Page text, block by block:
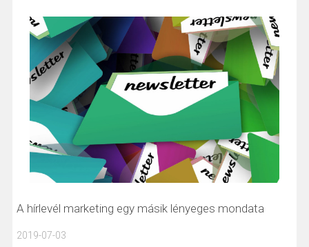
A hírlevél marketing egy másik lényeges mondata
2019-07-03